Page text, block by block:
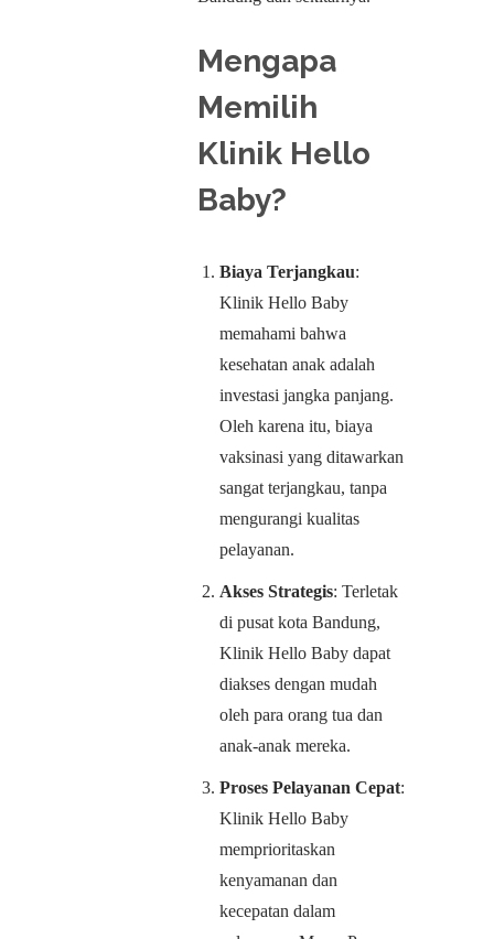
Mengapa
Memilih
Klinik Hello
Baby?
Biaya Terjangkau:
Klinik Hello Baby
memahami bahwa
kesehatan anak adalah
investasi jangka panjang.
Oleh karena itu, biaya
vaksinasi yang ditawarkan
sangat terjangkau, tanpa
mengurangi kualitas
pelayanan.
Akses Strategis: Terletak
di pusat kota Bandung,
Klinik Hello Baby dapat
diakses dengan mudah
oleh para orang tua dan
anak-anak mereka.
Proses Pelayanan Cepat:
Klinik Hello Baby
memprioritaskan
kenyamanan dan
kecepatan dalam